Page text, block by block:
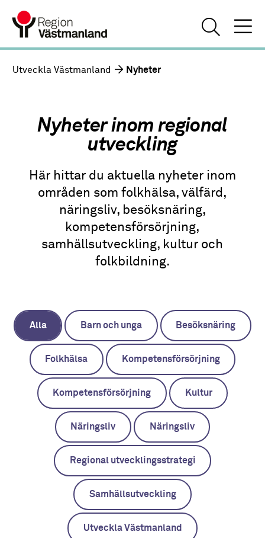
Utveckla Västmanland Nyheter
Nyheter inom regional
utveckling
Här hittar du aktuella nyheter inom
områden som folkhälsa, välfärd,
näringsliv, besöksnäring,
kompetensförsörjning,
samhällsutveckling, kultur och
folkbildning.
Alla Barn och unga Besöksnäring
Folkhälsa Kompetensförsörjning
Kompetensförsörjning Kultur
Näringsliv Näringsliv
Regional utvecklingsstrategi
Samhällsutveckling
Utveckla Västmanland